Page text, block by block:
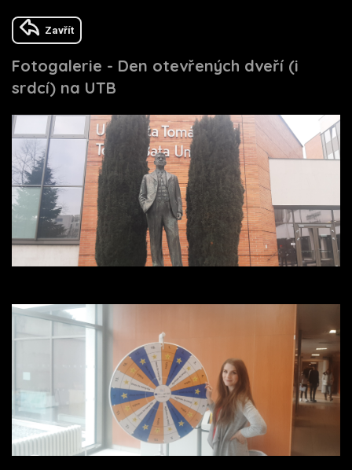
Zavřít
Fotogalerie - Den otevřených dveří (i
srdcí) na UTB